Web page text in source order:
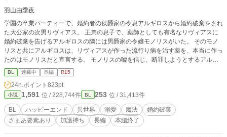
羽山由季夜
学園の卒業パーティーで、婚約者の侯爵家の令息アルギロスから婚約破棄をされ
た大公家の次男リヴィアス。 王弟の息子で、薬師としても有名なリヴィアスに
婚約破棄を告げるアルギロスの隣には男爵家の令嬢モノリスがいた。 そのモノ
リスと共にアルギロスは、リヴィアスが作った流行り病を治す薬を、本当に作っ
たのはモノリスだと宣言する。 モノリスの嘘を信じ、断罪しようとするアルギ
ロスにリヴィアスは疲れてしまった。 「……もう、無理。このままだと心が死
ぬ」 そう感じたリヴィアスは婚約破棄を受け入れ、一緒に参加していた兄と共
にパーティー会場を後にした。 それからすぐに、王家の親戚の婚約を破棄した
上に、嘘を宣言した侯爵家の令息と男爵家の令嬢は他の貴族や国民達から非難
轟々となるが、そんなことなど知らずに領地でリヴィアスは傷心を忘れようと薬
作りに勤しんでいた。 婚約破棄を聞きつけた隣国に住む従兄弟が「傷心を癒や
すために、しばらくウチに来る？」と軽く誘われ、静養と称して隣国に行くこと
BL 連載中 長編 R15
24h.ポイント 823pt
小説 1,591 位 / 228,744件 BL 253 位 / 31,413件
BL ハッピーエンド 異世界 溺愛 魔法
婚約破棄
ざまあ要素あり
加護持ち 長編 本編終了